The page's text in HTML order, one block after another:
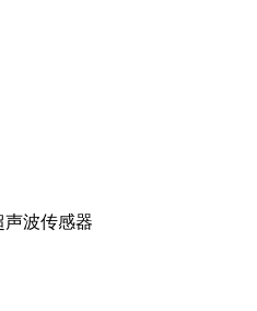
声波传感器